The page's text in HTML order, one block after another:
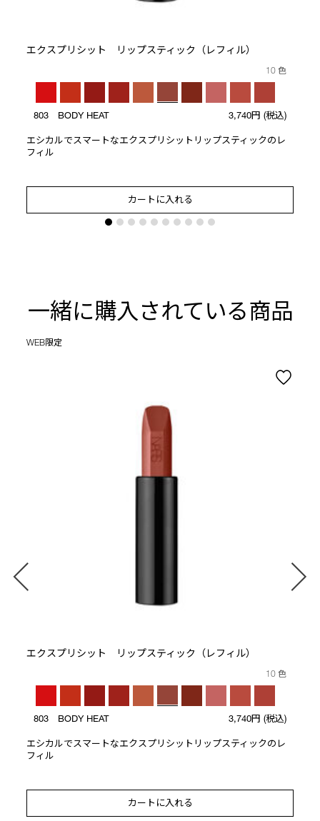
エクスプリシット リップスティック（レフィル）
10 色
803 BODY HEAT 3,740円 (税込)
エシカルでスマートなエクスプリシットリップスティックのレ
フィル
カートに入れる
一緒に購入されている商品
WEB限定
エクスプリシット リップスティック（レフィル）
10 色
803 BODY HEAT 3,740円 (税込)
エシカルでスマートなエクスプリシットリップスティックのレ
フィル
カートに入れる